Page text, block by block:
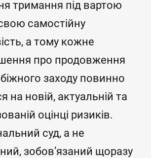
тримання під вартою
самостійну
а тому кожне
про продовження
заходу повинно
на новій, актуальній та
оцінці ризиків.
суд, а не
зобов’язаний щоразу